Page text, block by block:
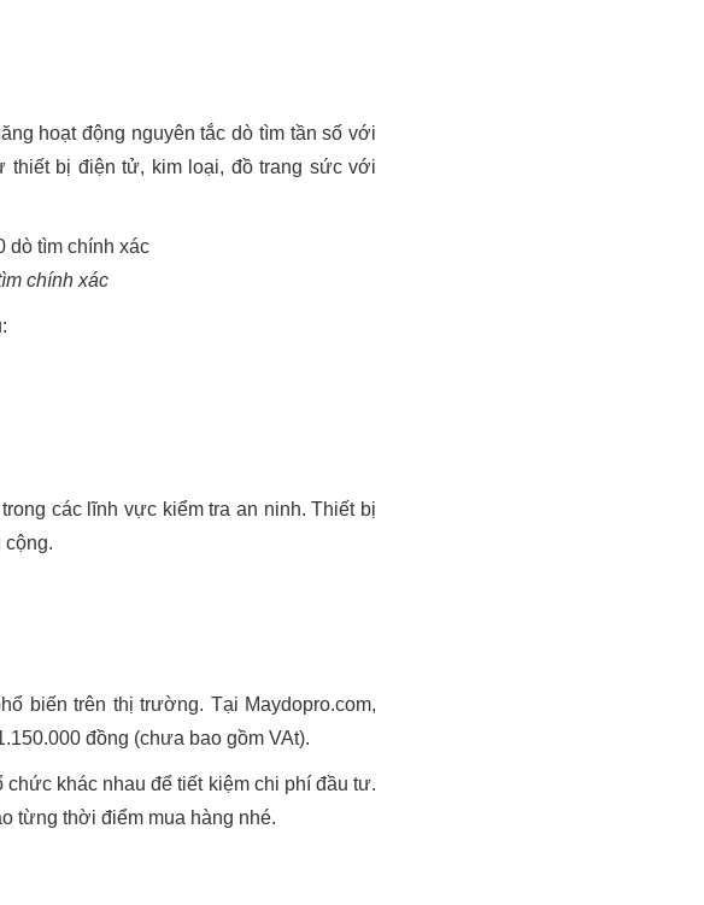
hoạt động nguyên tắc dò tìm tần số với
thiết bị điện tử, kim loại, đồ trang sức với
chính xác
các lĩnh vực kiểm tra an ninh. Thiết bị
cộng.
biến trên thị trường. Tại Maydopro.com,
đồng (chưa bao gồm VAt).
khác nhau để tiết kiệm chi phí đầu tư.
từng thời điểm mua hàng nhé.